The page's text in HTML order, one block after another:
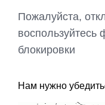
Пожалуйста,
блокировки
Нам нужно